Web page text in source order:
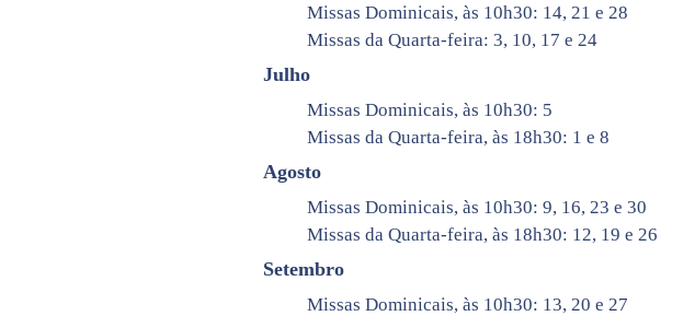
Missas Dominicais, às 10h30: 14, 21 e 28
Missas da Quarta-feira: 3, 10, 17 e 24
Julho
Missas Dominicais, às 10h30: 5
Missas da Quarta-feira, às 18h30: 1 e 8
Agosto
Missas Dominicais, às 10h30: 9, 16, 23 e 30
Missas da Quarta-feira, às 18h30: 12, 19 e 26
Setembro
Missas Dominicais, às 10h30: 13, 20 e 27